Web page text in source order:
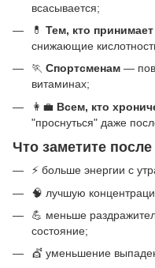
всасывается;
💊 Тем, кто
снижающие
🏃 Спортсменам —
витаминах;
👩‍💼 Всем, кто
"проснуться" даже
Что заметите после
⚡ больше энергии с
🧠 лучшую
💪 меньше
состояние;
💇 уменьшение